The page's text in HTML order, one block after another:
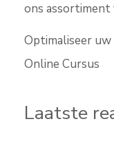
ons assortiment
Optimaliseer
Online Cursus
Laatste